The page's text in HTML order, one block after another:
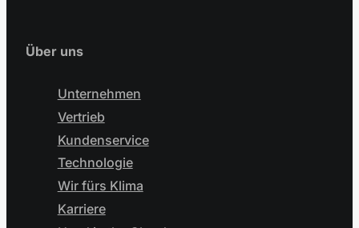
Über uns
Unternehmen
Vertrieb
Kundenservice
Technologie
Wir fürs Klima
Karriere